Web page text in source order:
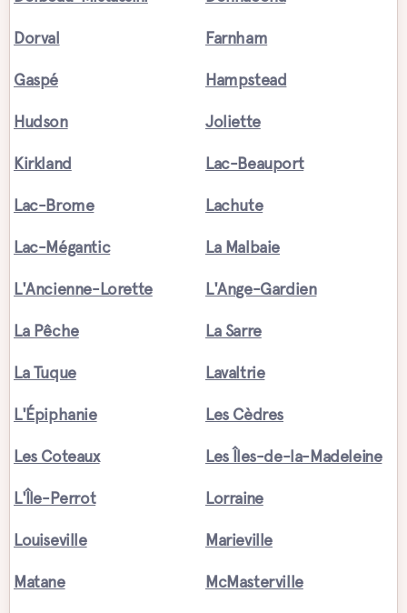
Dorval Farnham
Gaspé Hampstead
Hudson Joliette
Kirkland Lac-Beauport
Lac-Brome Lachute
Lac-Mégantic La Malbaie
L'Ancienne-Lorette L'Ange-Gardien
La Pêche La Sarre
La Tuque Lavaltrie
L'Épiphanie Les Cèdres
Les Coteaux Les Îles-de-la-Madeleine
L'Île-Perrot Lorraine
Louiseville Marieville
Matane McMasterville